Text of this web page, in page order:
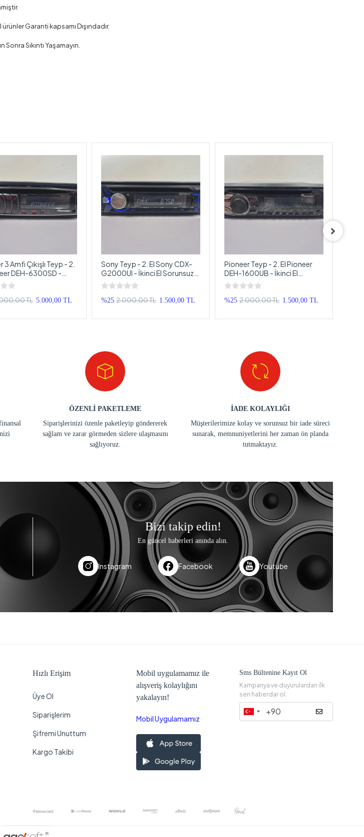
Garanti kapsamı Dışındadır.
Sıkıntı Yaşamayın.
3 Amfi Çıkışlı Teyp - 2.
DEH-6300SD -
Sorunsuz Pioneer Eski
TL 5.000,00 TL
Sony Teyp - 2. El Sony CDX-
G2000UI - İkinci El Sorunsuz
Sony Teyp
%25 2.000,00 TL 1.500,00 TL
Pioneer Teyp - 2. El Pioneer
DEH-1600UB - İkinci El
Sorunsuz Pioneer Teyp
%25 2.000,00 TL 1.500,00 TL
ÖZENLİ PAKETLEME
Siparişlerinizi özenle paketleyip göndererek
sağlam ve zarar görmeden sizlere ulaşmasını
sağlıyoruz.
İADE KOLAYLIĞI
Müşterilerimize kolay ve sorunsuz bir iade süreci
sunarak, memnuniyetlerini her zaman ön planda
tutmaktayız.
Bizi takip edin!
En güncel haberleri anında alın.
Instagram Facebook Youtube
Hızlı Erişim
Üye Ol
Siparişlerim
Şifremi Unuttum
Kargo Takibi
Mobil uygulamamız ile
alışveriş kolaylığını
yakalayın!
Mobil Uygulamamız
Sms Bültenine Kayıt Ol
Kampanya ve duyurulardan ilk
sen haberdar ol.